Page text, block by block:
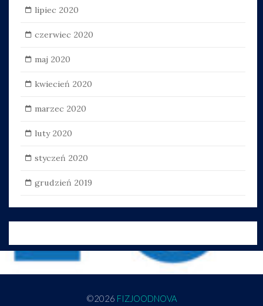
lipiec 2020
czerwiec 2020
maj 2020
kwiecień 2020
marzec 2020
luty 2020
styczeń 2020
grudzień 2019
©2026 FIZJOODNOVA